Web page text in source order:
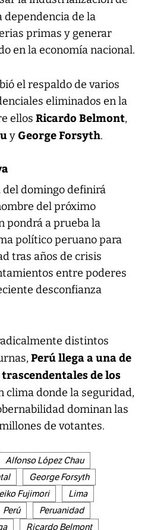
dependencia de la
primas y generar
en la economía nacional.
el respaldo de varios
eliminados en la
ellos Ricardo Belmont,
y George Forsyth.
domingo definirá
del próximo
pondrá a prueba la
político peruano para
tras años de crisis
entre poderes
desconfianza
distintos
Perú llega a una de
de los
clima donde la seguridad,
dominan las
de votantes.
Alfonso López Chau
George Forsyth
Fujimori
Lima
Perú
Peruanidad
Ricardo Belmont